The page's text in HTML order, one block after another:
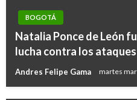
BOGOTÁ
Natalia Ponce de León
lucha contra los
Andres Felipe Gama martes